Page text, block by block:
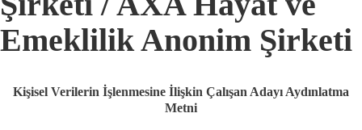
MEET OUR PEOPLE
Emeklilik Anonim Şirketi
Kişisel Verilerin İşlenmesine İlişkin Çalışan Adayı Aydınlatma
Metni